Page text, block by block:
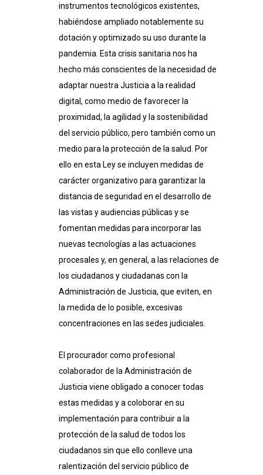
instrumentos tecnológicos existentes,
habiéndose ampliado notablemente su
dotación y optimizado su uso durante la
pandemia. Esta crisis sanitaria nos ha
hecho más conscientes de la necesidad de
adaptar nuestra Justicia a la realidad
digital, como medio de favorecer la
proximidad, la agilidad y la sostenibilidad
del servicio público, pero también como un
medio para la protección de la salud. Por
ello en esta Leyse incluyen medidas de
carácter organizativo para garantizar la
distancia de seguridad en el desarrollo de
las vistas y audiencias públicas y se
fomentan medidas para incorporar las
nuevas tecnologías a las actuaciones
procesales y, en general, a las relaciones de
los ciudadanos y ciudadanas con la
Administración de Justicia, que eviten, en
la medida de lo posible, excesivas
concentraciones en las sedes judiciales.
El procurador como profesional
colaborador de la Administración de
Justicia viene obligado a conocer todas
estas medidas y a coloborar en su
implementación para contribuir a la
protección de la salud de todos los
ciudadanos sin que ello conlleve una
ralentización del servicio público de